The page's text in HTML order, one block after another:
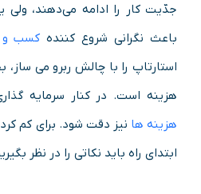
جدّیت کار را ادامه می‌دهند، ولی
باعث نگرانی شروع‌ کننده کسب و
استارتاپ را با چالش ربرو می
هزینه است. در کنار سرمایه‌
هزینه‌ ها نیز دقت شود. برای کم
ابتدای راه باید نکاتی را در نظر